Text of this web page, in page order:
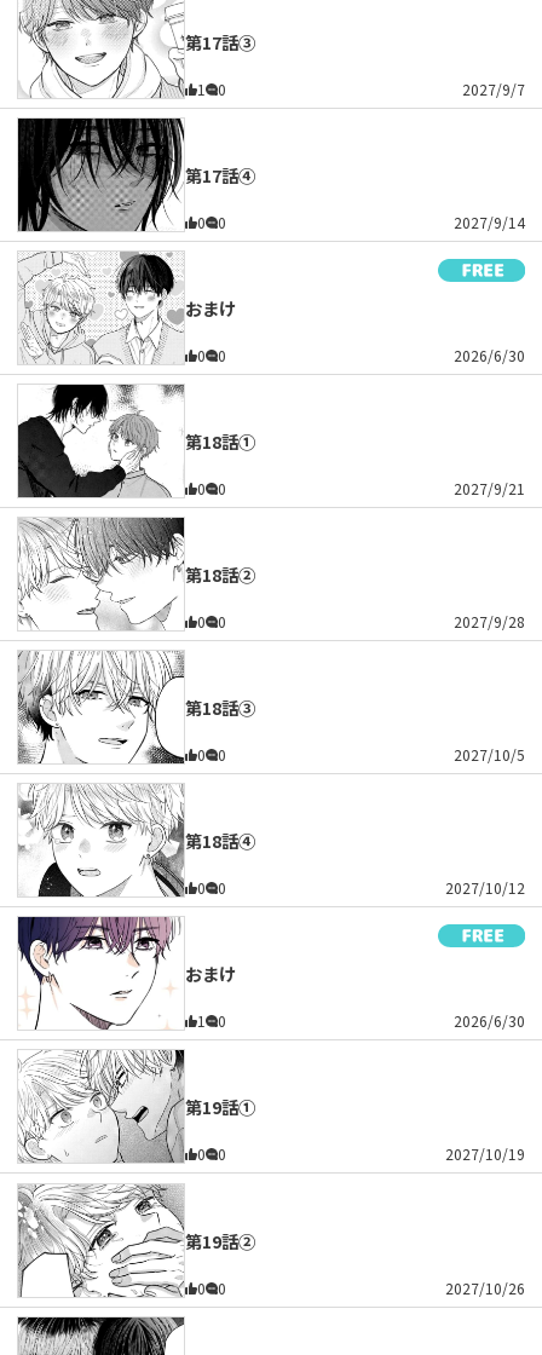
第17話③
1 0 2027/9/7
第17話④
0 0 2027/9/14
おまけ
0 0 2026/6/30
第18話①
0 0 2027/9/21
第18話②
0 0 2027/9/28
第18話③
0 0 2027/10/5
第18話④
0 0 2027/10/12
おまけ
1 0 2026/6/30
第19話①
0 0 2027/10/19
第19話②
0 0 2027/10/26